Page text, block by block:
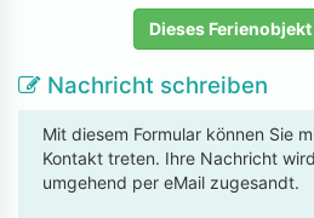
Dieses
Nachricht schreiben
Mit diesem Formular können Sie
Kontakt treten. Ihre Nachricht
umgehend per eMail zugesandt.